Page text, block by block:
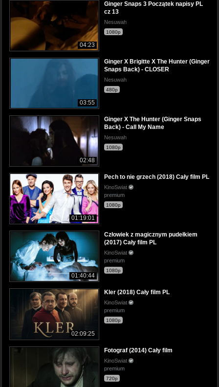
04:23
Ginger Snaps 3 Początek napisy PL
cz 13
Nesuwah
1080p
03:55
Ginger X Brigitte X The Hunter (Ginger
Snaps Back) - CLOSER
Nesuwah
480p
02:48
Ginger X The Hunter (Ginger Snaps
Back) - Call My Name
Nesuwah
1080p
01:19:01
Pech to nie grzech (2018) Cały film PL
KinoSwiat
premium
1080p
01:40:44
Człowiek z magicznym pudełkiem
(2017) Cały film PL
KinoSwiat
premium
1080p
02:09:25
Kler (2018) Cały film PL
KinoSwiat
premium
1080p
Fotograf (2014) Cały film
KinoSwiat
premium
720p